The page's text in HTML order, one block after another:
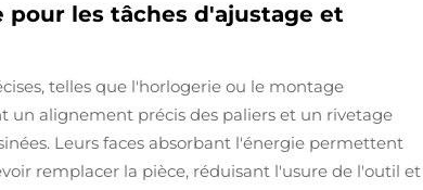
les tâches d'ajustage et
telles que l'horlogerie ou le montage
alignement précis des paliers et un rivetage
Leurs faces absorbant l'énergie permettent
remplacer la pièce, réduisant l'usure de l'outil et